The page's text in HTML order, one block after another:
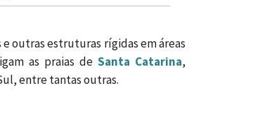
outras estruturas rígidas em áreas
as praias de Santa Catarina,
entre tantas outras.